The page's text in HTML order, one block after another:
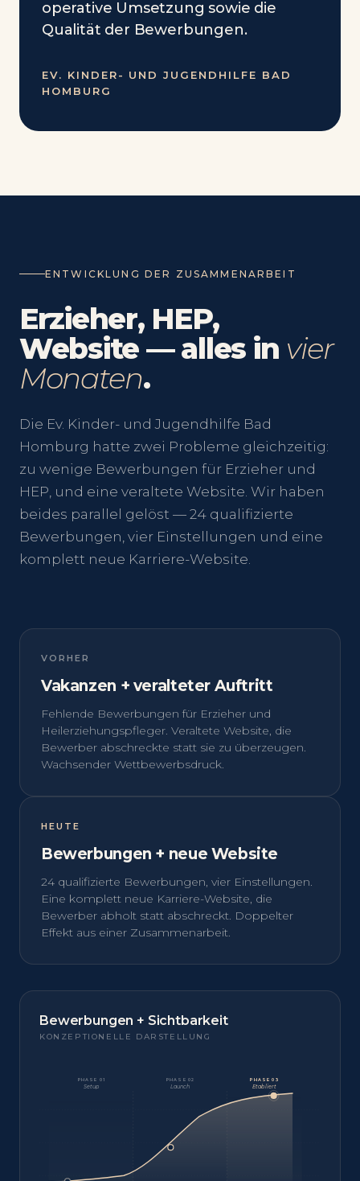
operative Umsetzung sowie die
Qualität der Bewerbungen.
EV. KINDER- UND JUGENDHILFE BAD
HOMBURG
ENTWICKLUNG DER ZUSAMMENARBEIT
Erzieher, HEP,
Website — alles in vier
Monaten.
Die Ev. Kinder- und Jugendhilfe Bad
Homburg hatte zwei Probleme gleichzeitig:
zu wenige Bewerbungen für Erzieher und
HEP, und eine veraltete Website. Wir haben
beides parallel gelöst — 24 qualifizierte
Bewerbungen, vier Einstellungen und eine
komplett neue Karriere-Website.
VORHER
Vakanzen + veralteter Auftritt
Fehlende Bewerbungen für Erzieher und
Heilerziehungspfleger. Veraltete Website, die
Bewerber abschreckte statt sie zu überzeugen.
Wachsender Wettbewerbsdruck.
HEUTE
Bewerbungen + neue Website
24 qualifizierte Bewerbungen, vier Einstellungen.
Eine komplett neue Karriere-Website, die
Bewerber abholt statt abschreckt. Doppelter
Effekt aus einer Zusammenarbeit.
Bewerbungen + Sichtbarkeit
KONZEPTIONELLE DARSTELLUNG
PHASE 01
Setup
PHASE 02
Launch
PHASE 03
Etabliert